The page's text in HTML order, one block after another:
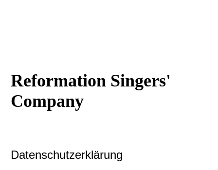
Reformation Singers'
Company
Datenschutzerklärung